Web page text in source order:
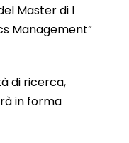
Master di I
Management”
di ricerca,
in forma